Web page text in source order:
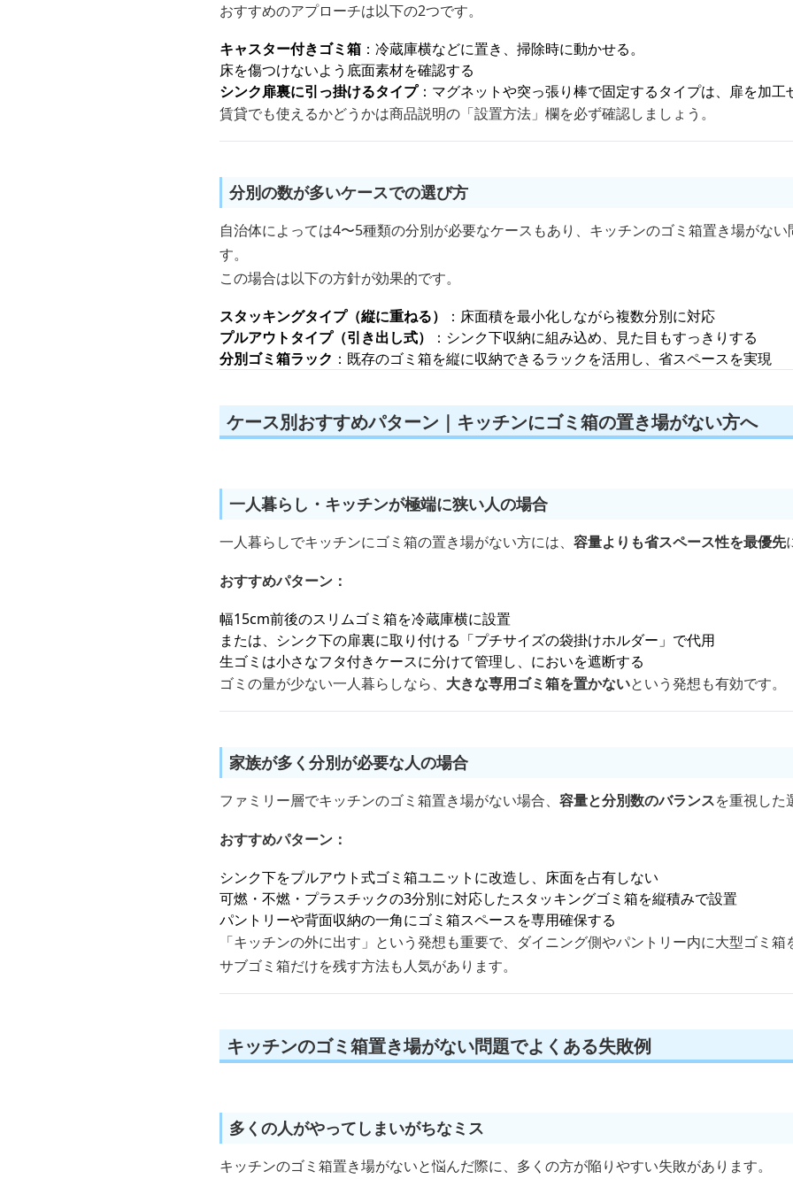
おすすめのアプローチは以下の2つです。
キャスター付きゴミ箱 ：冷蔵庫横などに置き、掃除時に動かせる。
床を傷つけないよう底面素材を確認する
シンク扉裏に引っ掛けるタイプ：マグネットや突っ張り棒で固定するタイプは、扉を加工
賃貸でも使えるかどうかは商品説明の「設置方法」欄を必ず確認しましょう。
分別の数が多いケースでの選び方
自治体によっては4〜5種類の分別が必要なケースもあり、キッチンのゴミ箱置き場がない
す。
この場合は以下の方針が効果的です。
スタッキングタイプ（縦に重ねる）
：床面積を最小化しながら複数分別に対応
プルアウトタイプ（引き出し式）
：シンク下収納に組み込め、見た目もすっきりする
分別ゴミ箱ラック ：既存のゴミ箱を縦に収納できるラックを活用し、省スペースを実現
ケース別おすすめパターン｜キッチンにゴミ箱の置き場がない方へ
一人暮らし・キッチンが極端に狭い人の場合
一人暮らしでキッチンにゴミ箱の置き場がない方には、 容量よりも省スペース性を最優先
おすすめパターン：
幅15cm前後のスリムゴミ箱を冷蔵庫横に設置
または、シンク下の扉裏に取り付ける「プチサイズの袋掛けホルダー」で代用
生ゴミは小さなフタ付きケースに分けて管理し、においを遮断する
ゴミの量が少ない一人暮らしなら、 大きな専用ゴミ箱を置かないという発想も有効です。
家族が多く分別が必要な人の場合
ファミリー層でキッチンのゴミ箱置き場がない場合、 容量と分別数のバランスを重視した
おすすめパターン：
シンク下をプルアウト式ゴミ箱ユニットに改造し、床面を占有しない
可燃・不燃・プラスチックの3分別に対応したスタッキングゴミ箱を縦積みで設置
パントリーや背面収納の一角にゴミ箱スペースを専用確保する
「キッチンの外に出す」という発想も重要で、ダイニング側やパントリー内に大型ゴミ
サブゴミ箱だけを残す方法も人気があります。
キッチンのゴミ箱置き場がない問題でよくある失敗例
多くの人がやってしまいがちなミス
キッチンのゴミ箱置き場がないと悩んだ際に、多くの方が陥りやすい失敗があります。